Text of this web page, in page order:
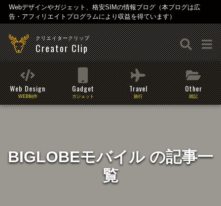
Webデザインやガジェット、格安SIMの情報ブログ（本ブログは広
告・アフィリエイトプログラムにより収益を得ています）
クリエイタークリップ
Creator Clip
Web Design
WEB制作
Gadget
ガジェット
Travel
旅行
Other
雑記
BIGLOBEモバイル の記事一
覧